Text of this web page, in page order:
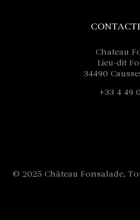
Chateau
Lieu-dit
34490
+33 4 49
© 2025 Château Fonsalade,